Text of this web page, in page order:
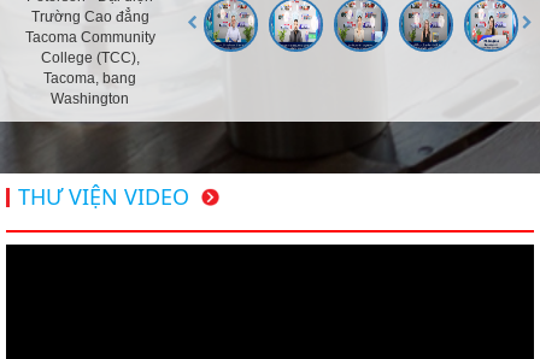
Trường Cao đẳng
Tacoma Community
College (TCC),
Tacoma, bang
Washington
THƯ VIỆN VIDEO